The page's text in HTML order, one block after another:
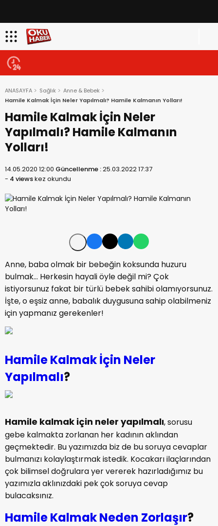
ANASAYFA Sağlık
Anne & Bebek
Hamile Kalmak İçin Neler Yapılmalı? Hamile Kalmanın Yolları!
Hamile Kalmak İçin Neler
Yapılmalı? Hamile Kalmanın
Yolları!
14.05.2020 12:00 Güncellenme :25.03.2022 17:37
- 4 viewskez okundu
Anne, baba olmak bir bebeğin koksunda huzuru
bulmak... Herkesin hayali öyle değil mi? Çok
istiyorsunuz fakat bir türlü bebek sahibi olamıyorsunuz.
İşte, o eşsiz anne, babalık duygusuna sahip olabilmeniz
için yapmanız gerekenler!
Hamile Kalmak İçin Neler
Yapılmalı?
Hamile kalmak için neler yapılmalı, sorusu
gebe kalmakta zorlanan her kadının aklından
geçmektedir. Bu yazımızda biz de bu soruya cevaplar
bulmanızı kolaylaştırmak istedik. Kocakarı ilaçlarından
çok bilimsel doğrulara yer vererek hazırladığımız bu
yazımızla aklınızdaki pek çok soruya cevap
bulacaksınız.
Hamile Kalmak Neden Zorlaşır?